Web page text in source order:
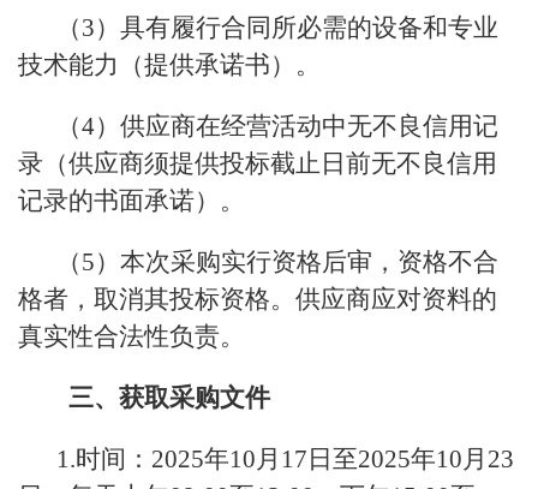
（3）具有履行合同所必需的设备和专业
技术能力（提供承诺书）。
（4）供应商在经营活动中无不良信用记
录（供应商须提供投标截止日前无不良信用
记录的书面承诺）。
（5）本次采购实行资格后审，资格不合
格者，取消其投标资格。供应商应对资料的
真实性合法性负责。
三、获取采购文件
1.时间：2025年10月17日至2025年10月23